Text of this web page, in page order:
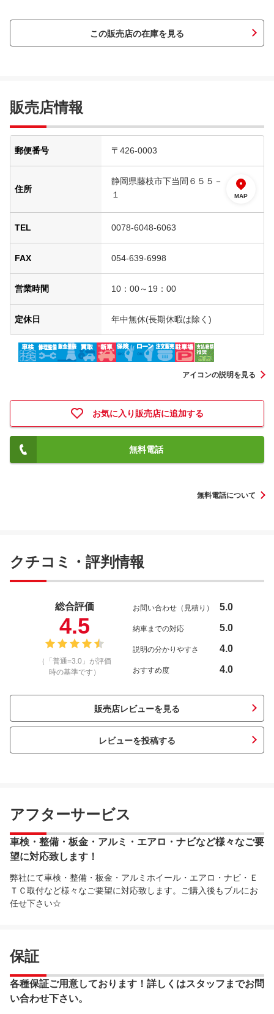
この販売店の在庫を見る
販売店情報
郵便番号 〒426-0003
住所
静岡県藤枝市下当間６５５－
１
MAP
TEL 0078-6048-6063
FAX 054-639-6998
営業時間 10：00～19：00
定休日 年中無休(長期休暇は除く)
アイコンの説明を見る
お気に入り販売店に追加する
無料電話
無料電話について
クチコミ・評判情報
総合評価
4.5
（「普通=3.0」が評価
時の基準です）
お問い合わせ（見積り） 5.0
納車までの対応 5.0
説明の分かりやすさ 4.0
おすすめ度 4.0
販売店レビューを見る
レビューを投稿する
アフターサービス
車検・整備・板金・アルミ・エアロ・ナビなど様々なご要
望に対応致します！
弊社にて車検・整備・板金・アルミホイール・エアロ・ナビ・Ｅ
ＴＣ取付など様々なご要望に対応致します。ご購入後もブルにお
任せ下さい☆
保証
各種保証ご用意しております！詳しくはスタッフまでお問
い合わせ下さい。